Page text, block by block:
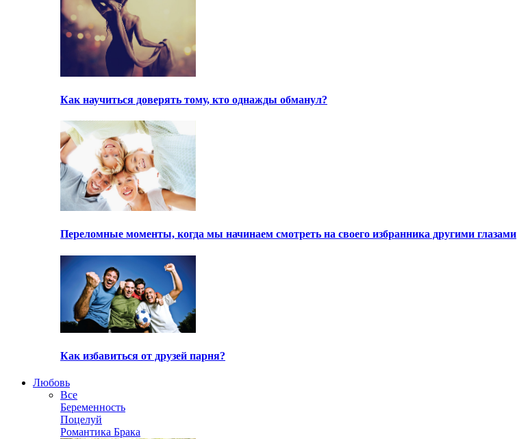
Как научиться доверять тому, кто однажды обманул?
Переломные моменты, когда мы начинаем смотреть на своего избранника другими глазами
Как избавиться от друзей парня?
Любовь
Все
Беременность
Поцелуй
Романтика Брака